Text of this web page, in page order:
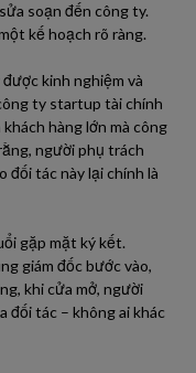
soạn đến công ty.
kế hoạch rõ ràng.
kinh nghiệm và
ty startup tài chính
hàng lớn mà công
người phụ trách
đối tác này lại chính là
gặp mặt ký kết.
giám đốc bước vào,
khi cửa mở, người
đối tác – không ai khác